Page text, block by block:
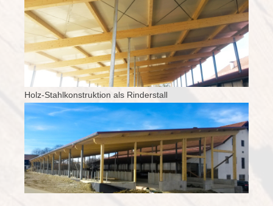
Holz-Stahlkonstruktion als Rinderstall